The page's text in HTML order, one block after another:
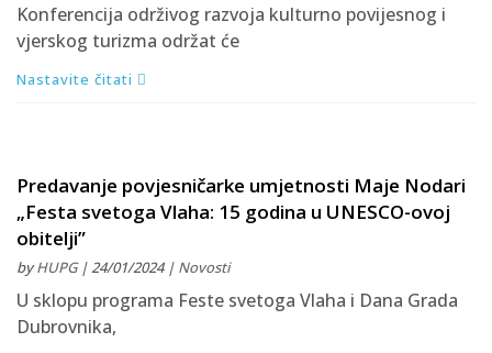
Konferencija održivog razvoja kulturno povijesnog i
vjerskog turizma održat će
Nastavite čitati
Predavanje povjesničarke umjetnosti Maje Nodari
„Festa svetoga Vlaha: 15 godina u UNESCO-ovoj
obitelji”
byHUPG| 24/01/2024 | Novosti
U sklopu programa Feste svetoga Vlaha i Dana Grada
Dubrovnika,